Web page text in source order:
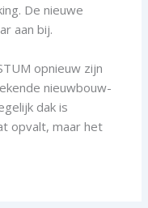
De nieuwe
aan bij.
opnieuw zijn
nieuwbouw-
dak is
opvalt, maar het